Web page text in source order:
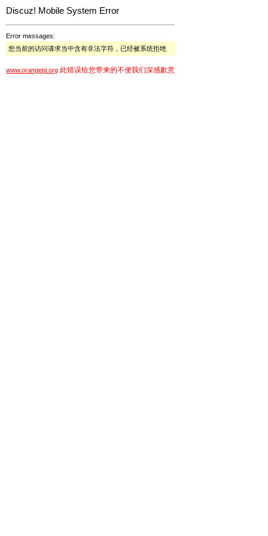
Discuz! Mobile System Error
Error messages:
您当前的访问请求当中含有非法字符，已经被系统拒绝
www.orangepi.org 此错误给您带来的不便我们深感歉意